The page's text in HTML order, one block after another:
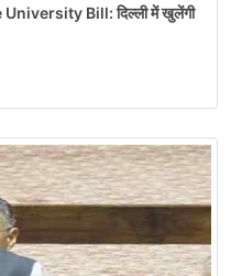
Bill: दिल्ली में खुलेंगी